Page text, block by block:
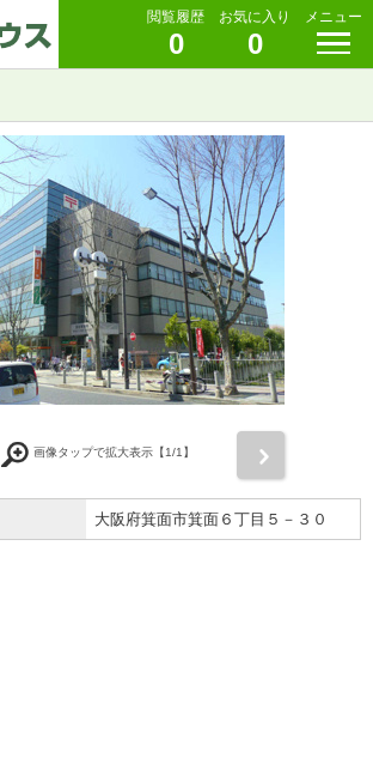
閲覧履歴
0
お気に入り
0
メニュー
画像タップで拡大表示【1/1】
大阪府箕面市箕面６丁目５－３０